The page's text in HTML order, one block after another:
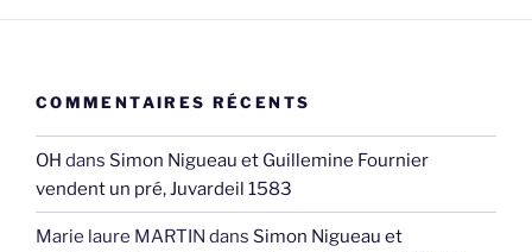
COMMENTAIRES RÉCENTS
OH dans Simon Nigueau et Guillemine Fournier
vendent un pré, Juvardeil 1583
Marie laure MARTIN dans Simon Nigueau et